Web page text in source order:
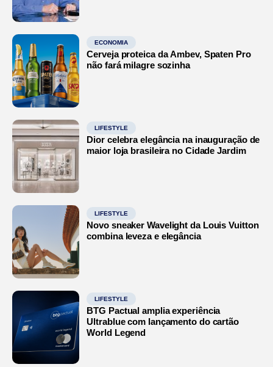
ECONOMIA
Cerveja proteica da Ambev, Spaten Pro
não fará milagre sozinha
LIFESTYLE
Dior celebra elegância na inauguração de
maior loja brasileira no Cidade Jardim
LIFESTYLE
Novo sneaker Wavelight da Louis Vuitton
combina leveza e elegância
LIFESTYLE
BTG Pactual amplia experiência
Ultrablue com lançamento do cartão
World Legend